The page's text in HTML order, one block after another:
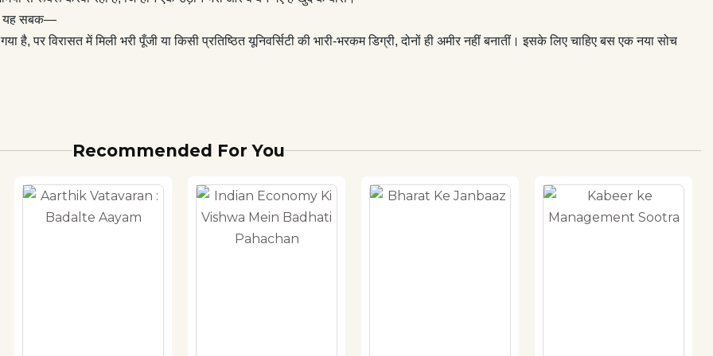
यह सबक—
है, पर विरासत में मिली भरी पूँजी या किसी प्रतिष्‍ठित यूनिवर्सिटी की भारी-भरकम डिग्री, दोनों ही अमीर नहीं बनातीं। इसके लिए चाहिए बस एक नया सोच
Recommended For You